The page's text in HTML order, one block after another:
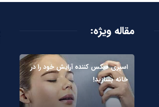
مقاله ویژه:
اسپری فیکس کننده آرایش خود را در
خانه بسازید!